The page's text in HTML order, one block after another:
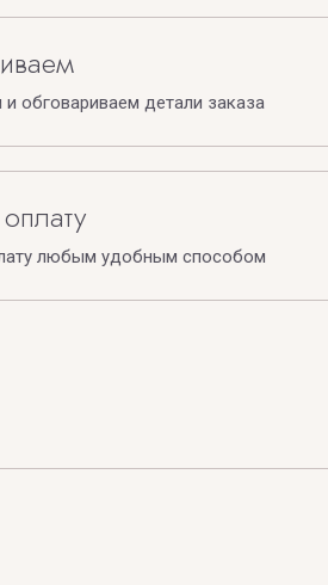
обговариваем детали заказа
любым удобным способом